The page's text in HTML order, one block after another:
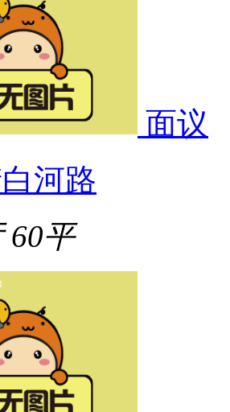
面议
河路
60平